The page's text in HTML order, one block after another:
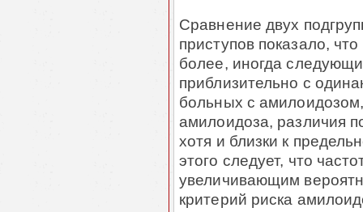
Сравнение двух
приступов показало,
более, иногда
приблизительно с
больных с
амилоидоза, различия
хотя и близки к
этого следует, что
увеличивающим
критерий риска